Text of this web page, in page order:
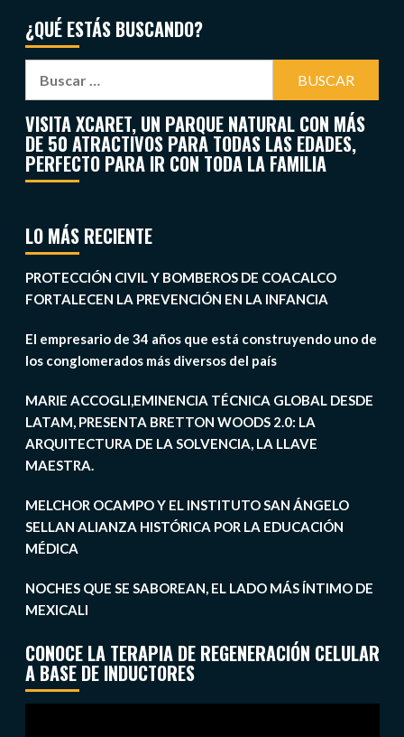
¿QUÉ ESTÁS BUSCANDO?
VISITA XCARET, UN PARQUE NATURAL CON MÁS
DE 50 ATRACTIVOS PARA TODAS LAS EDADES,
PERFECTO PARA IR CON TODA LA FAMILIA
LO MÁS RECIENTE
PROTECCIÓN CIVIL Y BOMBEROS DE COACALCO
FORTALECEN LA PREVENCIÓN EN LA INFANCIA
El empresario de 34 años que está construyendo uno de
los conglomerados más diversos del país
MARIE ACCOGLI,EMINENCIA TÉCNICA GLOBAL DESDE
LATAM, PRESENTA BRETTON WOODS 2.0: LA
ARQUITECTURA DE LA SOLVENCIA, LA LLAVE
MAESTRA.
MELCHOR OCAMPO Y EL INSTITUTO SAN ÁNGELO
SELLAN ALIANZA HISTÓRICA POR LA EDUCACIÓN
MÉDICA
NOCHES QUE SE SABOREAN, EL LADO MÁS ÍNTIMO DE
MEXICALI
CONOCE LA TERAPIA DE REGENERACIÓN CELULAR
A BASE DE INDUCTORES